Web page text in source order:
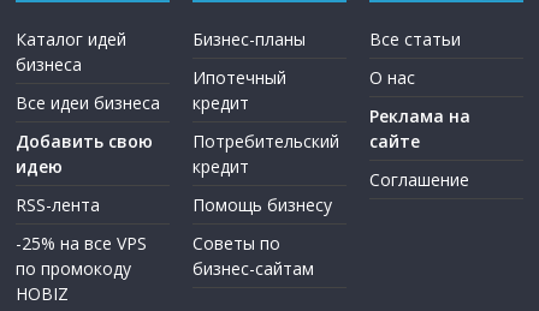
Каталог идей
бизнеса
Все идеи бизнеса
Добавить свою
идею
RSS-лента
-25% на все VPS
по промокоду
HOBIZ
Бизнес-планы
Ипотечный
кредит
Потребительский
кредит
Помощь бизнесу
Советы по
бизнес-сайтам
Все статьи
О нас
Реклама на
сайте
Соглашение